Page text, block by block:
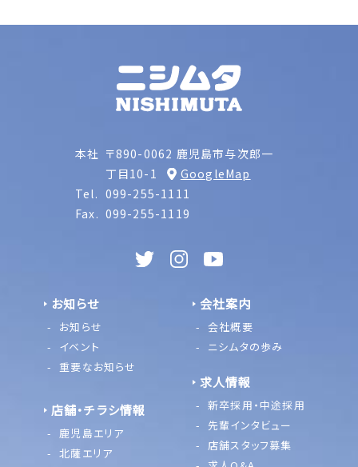
本社 〒890-0062 鹿児島市与次郎一
丁目10-1
GoogleMap
Tel. 099-255-1111
Fax. 099-255-1119
お知らせ
お知らせ
イベント
重要なお知らせ
店舗・チラシ情報
鹿児島エリア
北薩エリア
会社案内
会社概要
ニシムタの歩み
求人情報
新卒採用・中途採用
先輩インタビュー
店舗スタッフ募集